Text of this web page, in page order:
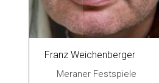
Franz Weichenberger
Meraner Festspiele